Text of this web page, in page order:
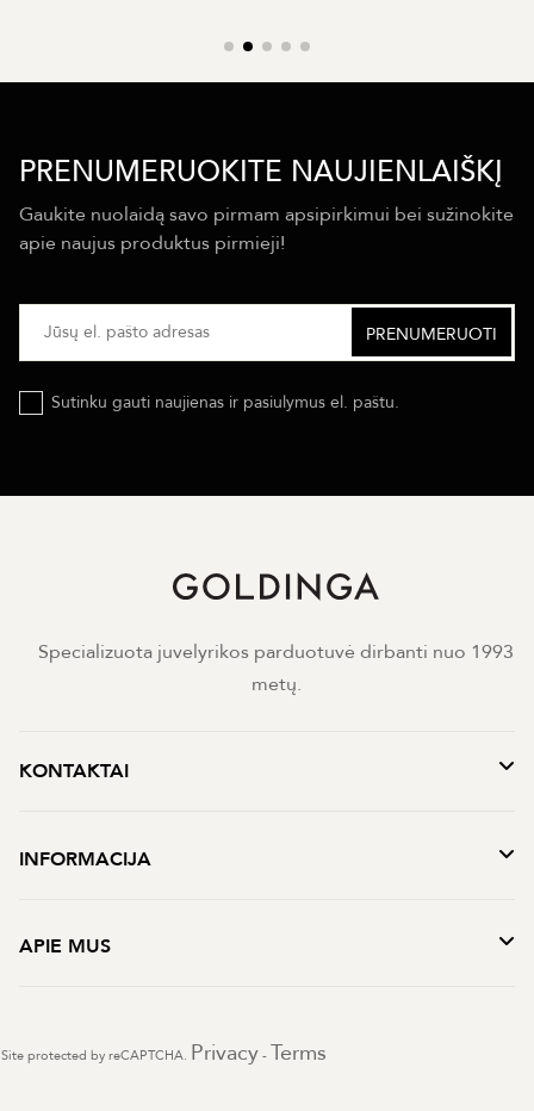
PRENUMERUOKITE NAUJIENLAIŠKĮ
Gaukite nuolaidą savo pirmam apsipirkimui bei sužinokite
apie naujus produktus pirmieji!
Sutinku gauti naujienas ir pasiulymus el. paštu.
Specializuota juvelyrikos parduotuvė dirbanti nuo 1993
metų.
KONTAKTAI
INFORMACIJA
APIE MUS
Site protected by reCAPTCHA. Privacy - Terms